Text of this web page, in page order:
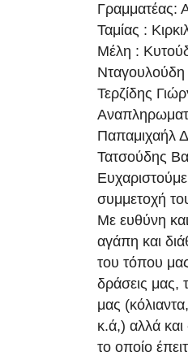
Γραμματέας:
Ταμίας :
Μέλη :
Τερζίδης
Παπαμιχαήλ
Τατσούδης
συμμετοχή
Με ευθύνη
αγάπη και
του τόπου
δράσεις μας,
μας
κ.ά,) αλλά
το οποίο